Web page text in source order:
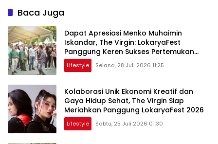
Baca Juga
Dapat Apresiasi Menko Muhaimin
Iskandar, The Virgin: LokaryaFest
Panggung Keren Sukses Pertemukan
Kolaborasi Apik
Lifestyle Selasa, 28 Juli 2026 11:25
Kolaborasi Unik Ekonomi Kreatif dan
Gaya Hidup Sehat, The Virgin Siap
Meriahkan Panggung LokaryaFest 2026
Lifestyle Sabtu, 25 Juli 2026 01:30